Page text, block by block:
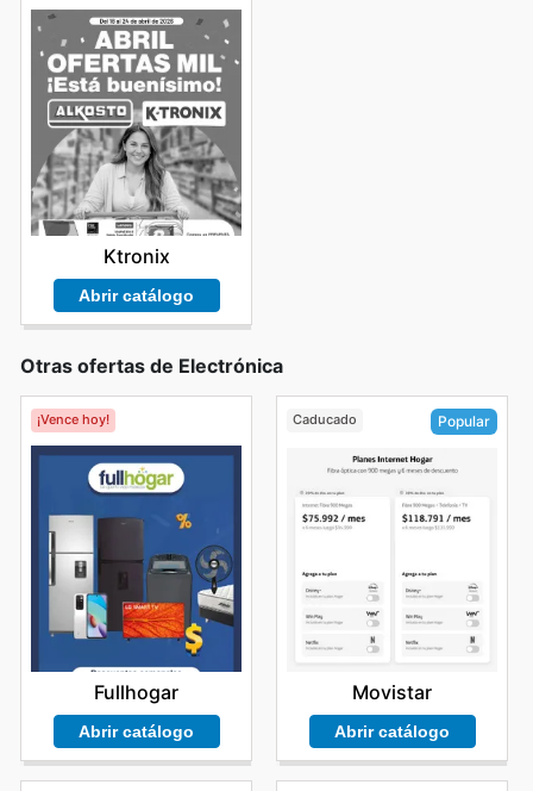
Ktronix
Abrir catálogo
Otras ofertas de Electrónica
¡Vence hoy!
Fullhogar
Abrir catálogo
Caducado Popular
Movistar
Abrir catálogo